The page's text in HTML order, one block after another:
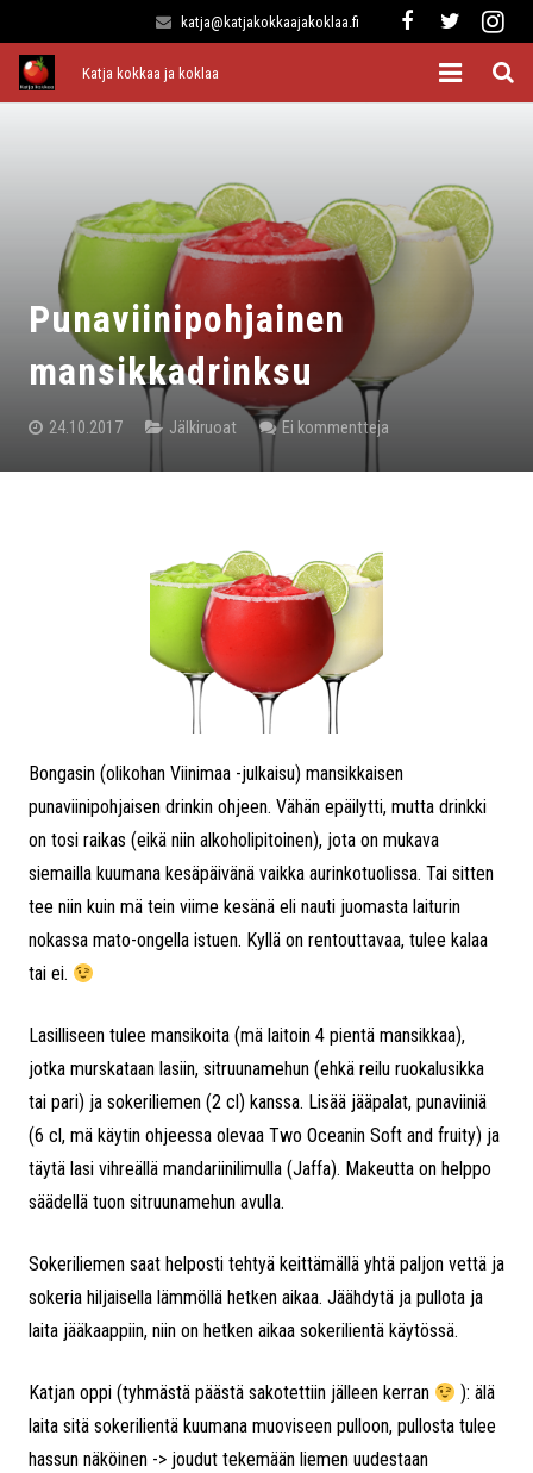
katja@katjakokkaajakoklaa.fi
Katja kokkaa ja koklaa
Pääruoat
Lisukkeet
Jälkiruoat
Punaviinipohjainen
mansikkadrinksu
24.10.2017 Jälkiruoat Ei kommentteja
Bongasin (olikohan Viinimaa -julkaisu) mansikkaisen
punaviinipohjaisen drinkin ohjeen. Vähän epäilytti, mutta drinkki
on tosi raikas (eikä niin alkoholipitoinen), jota on mukava
siemailla kuumana kesäpäivänä vaikka aurinkotuolissa. Tai sitten
tee niin kuin mä tein viime kesänä eli nauti juomasta laiturin
nokassa mato-ongella istuen. Kyllä on rentouttavaa, tulee kalaa
tai ei.
Lasilliseen tulee mansikoita (mä laitoin 4 pientä mansikkaa),
jotka murskataan lasiin, sitruunamehun (ehkä reilu ruokalusikka
tai pari) ja sokeriliemen (2 cl) kanssa. Lisää jääpalat, punaviiniä
(6 cl, mä käytin ohjeessa olevaa Two Oceanin Soft and fruity) ja
täytä lasi vihreällä mandariinilimulla (Jaffa). Makeutta on helppo
säädellä tuon sitruunamehun avulla.
Sokeriliemen saat helposti tehtyä keittämällä yhtä paljon vettä ja
sokeria hiljaisella lämmöllä hetken aikaa. Jäähdytä ja pullota ja
laita jääkaappiin, niin on hetken aikaa sokerilientä käytössä.
Katjan oppi (tyhmästä päästä sakotettiin jälleen kerran
): älä
laita sitä sokerilientä kuumana muoviseen pulloon, pullosta tulee
hassun näköinen -> joudut tekemään liemen uudestaan